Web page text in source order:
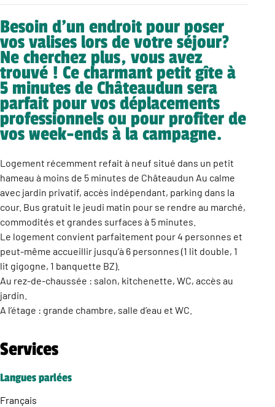
Besoin d’un endroit pour poser
vos valises lors de votre séjour?
Ne cherchez plus, vous avez
trouvé ! Ce charmant petit gîte à
5 minutes de Châteaudun sera
parfait pour vos déplacements
professionnels ou pour profiter de
vos week-ends à la campagne.
Logement récemment refait à neuf situé dans un petit
hameau à moins de 5 minutes de Châteaudun Au calme
avec jardin privatif, accès indépendant, parking dans la
cour. Bus gratuit le jeudi matin pour se rendre au marché,
commodités et grandes surfaces à 5 minutes.
Le logement convient parfaitement pour 4 personnes et
peut-même accueillir jusqu’à 6 personnes (1 lit double, 1
lit gigogne, 1 banquette BZ).
Au rez-de-chaussée : salon, kitchenette, WC, accès au
jardin.
A l’étage : grande chambre, salle d’eau et WC.
Services
Langues parlées
Français